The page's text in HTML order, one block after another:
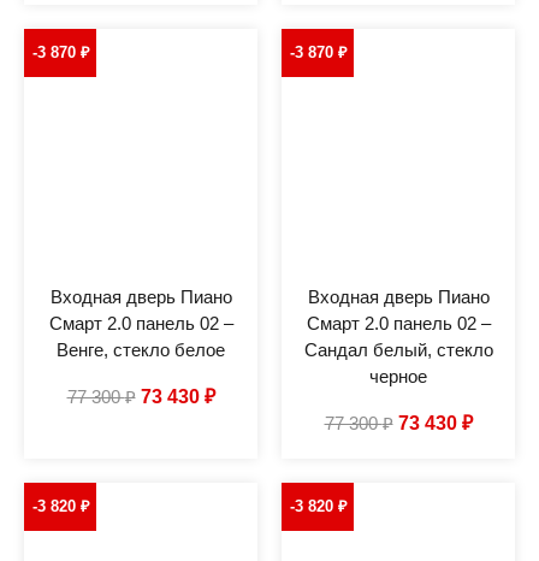
-3 870 ₽
Входная дверь Пиано
Смарт 2.0 панель 02 –
Венге, стекло белое
77 300₽ 73 430 ₽
-3 870 ₽
Входная дверь Пиано
Смарт 2.0 панель 02 –
Сандал белый, стекло
черное
77 300₽ 73 430 ₽
-3 820 ₽ -3 820 ₽